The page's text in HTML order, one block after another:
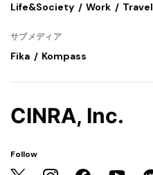
Life&Society
Work Travel
サブメディア
Fika Kompass
CINRA, Inc.
Follow